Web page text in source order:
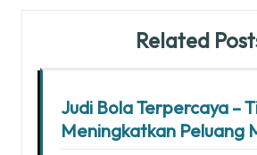
Related
Judi Bola Terpercaya –
Meningkatkan Peluang